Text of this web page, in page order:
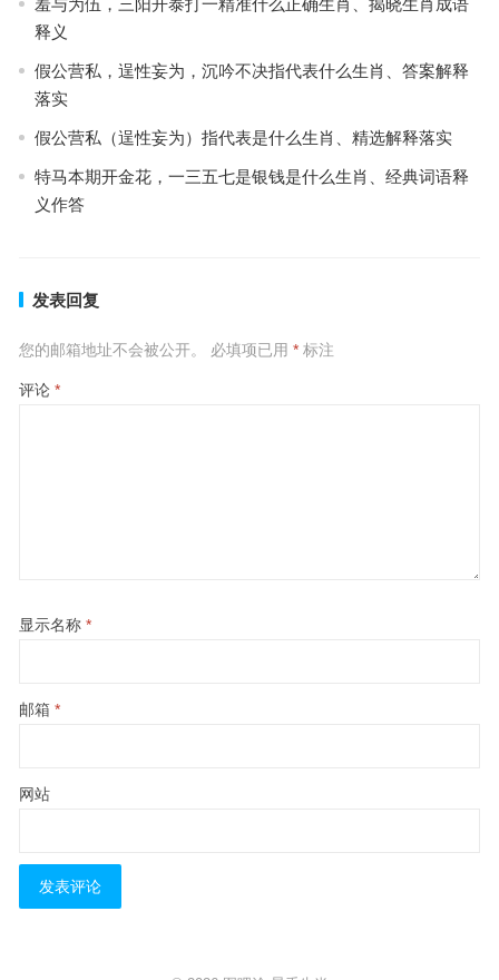
释义
假公营私，逞性妄为，沉吟不决指代表什么生肖、答案解释
落实
假公营私（逞性妄为）指代表是什么生肖、精选解释落实
特马本期开金花，一三五七是银钱是什么生肖、经典词语释
义作答
发表回复
您的邮箱地址不会被公开。 必填项已用 *标注
评论 *
显示名称 *
邮箱 *
网站